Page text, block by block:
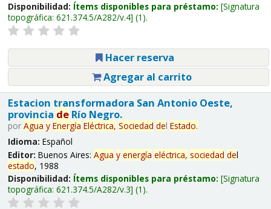
Disponibilidad: Ítems disponibles para préstamo: Signatura
topográfica: 621.374.5/A282/v.4 (1).
Hacer reserva
Agregar al carrito
Estacion transformadora San Antonio Oeste,
provincia deRío Negro.
por Agua y Energía Eléctrica, Sociedad del Estado.
Idioma: Español
Editor: Buenos Aires: Agua y energía eléctrica, sociedad del
estado, 1988
Disponibilidad: Ítems disponibles para préstamo: Signatura
topográfica: 621.374.5/A282/v.3 (1).